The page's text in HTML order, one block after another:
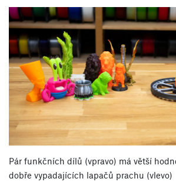
Pár funkčních dílů (vpravo) má větší
dobře vypadajících lapačů prachu (vlevo)